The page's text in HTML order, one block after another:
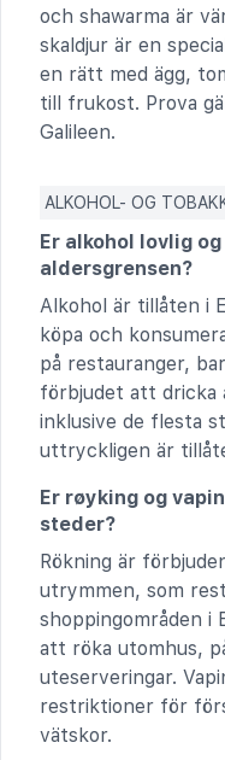
och shawarma är
skaldjur är en
en rätt med ägg,
till frukost. Prova
Galileen.
ALKOHOL- OG
Er alkohol lovlig
aldersgrensen?
Alkohol är tillåten i
köpa och
på restauranger,
förbjudet att dricka
inklusive de flesta
uttryckligen är
Er røyking og
steder?
Rökning är
utrymmen, som
shoppingområden i
att röka utomhus,
uteserveringar.
restriktioner för
vätskor.